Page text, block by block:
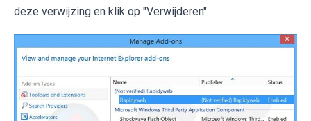
deze verwijzing en klik op "Verwijderen".